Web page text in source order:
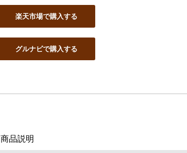
楽天市場で購入する
グルナビで購入する
商品説明